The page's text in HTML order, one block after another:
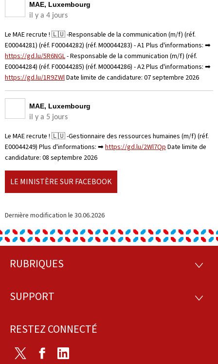
MAE, Luxembourg
il y a 4 jours
Le MAE recrute ! 🇱🇺 -Responsable de la communication (m/f) (réf.
E00044281) (réf. F00044282) (réf. M00044283) - A1 Plus d'informations: ➡
https://gd.lu/5R6NGL- Responsable de la communication (m/f) (réf.
E00044284) (réf. F00044285) (réf. M00044286) - A2 Plus d'informations: ➡
https://gd.lu/1R9ZWlDate limite de candidature: 07 septembre 2026
MAE, Luxembourg
il y a 5 jours
Le MAE recrute ! 🇱🇺 -Gestionnaire des ressources humaines (m/f) (réf.
E00044249) Plus d'informations: ➡https://gd.lu/2Wl7Qp Date limite de
candidature: 08 septembre 2026
LE MINISTÈRE SUR FACEBOOK
Dernière modification le 30.06.2026
Pied
page
RUBRIQUES
SUPPORT
RESTEZ CONNECTÉ
Twitter Facebook